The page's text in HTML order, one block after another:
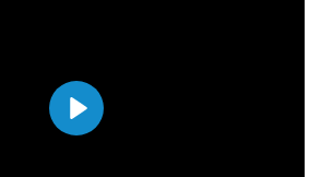
Play